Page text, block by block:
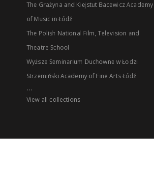
The Grażyna and Kiejstut Bacewicz Academy
of Music in Łódź
The Polish National Film, Television and
Theatre School
Wyższe Seminarium Duchowne w Łodzi
Strzemiński Academy of Fine Arts Łódź
...
View all collections